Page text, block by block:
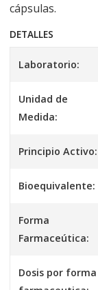
cápsulas.
DETALLES
Laboratorio:
Unidad de
Medida:
Principio Activo:
Bioequivalente:
Forma
Farmaceútica:
Dosis por forma